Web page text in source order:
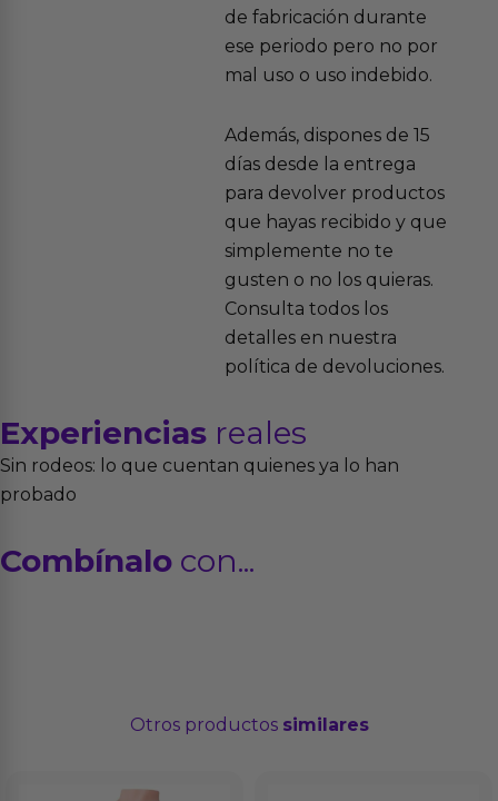
de fabricación durante
ese periodo pero no por
mal uso o uso indebido.
Además, dispones de 15
días desde la entrega
para devolver productos
que hayas recibido y que
simplemente no te
gusten o no los quieras.
Consulta todos los
detalles en nuestra
política de devoluciones.
Experiencias reales
Sin rodeos: lo que cuentan quienes ya lo han
probado
Combínalo con...
Otros productos similares